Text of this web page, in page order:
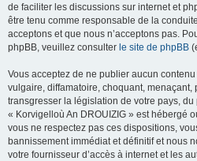
de faciliter les discussions sur internet et
être tenu comme responsable de la
acceptons et que nous n’acceptons pas.
phpBB, veuillez consulter le site de phpBB
Vous acceptez de ne publier aucun
vulgaire, diffamatoire, choquant,
transgresser la législation de votre pays,
« Korvigelloù An DROUIZIG » est hébergé
vous ne respectez pas ces dispositions,
bannissement immédiat et définitif et nous
votre fournisseur d’accès à internet et les